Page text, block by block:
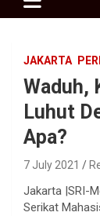
JAKARTA
Waduh,
Luhut
Apa?
7 July 2021
Jakarta |SRI-
Serikat